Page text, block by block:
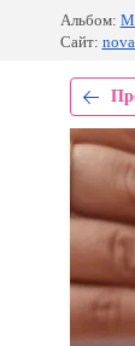
Альбом:
Сайт: